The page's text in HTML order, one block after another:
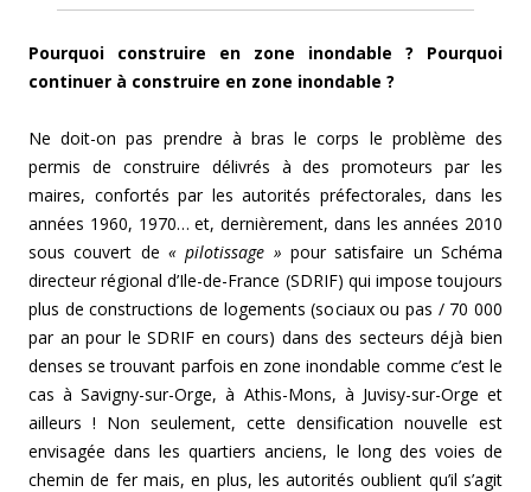
Pourquoi construire en zone inondable ? Pourquoi
continuer à construire en zone inondable ?
Ne doit-on pas prendre à bras le corps le problème des
permis de construire délivrés à des promoteurs par les
maires, confortés par les autorités préfectorales, dans les
années 1960, 1970… et, dernièrement, dans les années 2010
sous couvert de « pilotissage » pour satisfaire un Schéma
directeur régional d’Ile-de-France (SDRIF) qui impose toujours
plus de constructions de logements (sociaux ou pas / 70 000
par an pour le SDRIF en cours) dans des secteurs déjà bien
denses se trouvant parfois en zone inondable comme c’est le
cas à Savigny-sur-Orge, à Athis-Mons, à Juvisy-sur-Orge et
ailleurs ! Non seulement, cette densification nouvelle est
envisagée dans les quartiers anciens, le long des voies de
chemin de fer mais, en plus, les autorités oublient qu’il s’agit